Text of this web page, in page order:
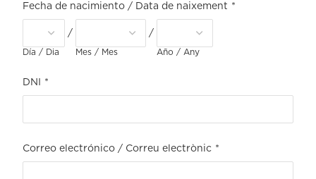
Fecha de nacimiento / Data de naixement *
Día / Dia
/
Mes / Mes
/
Año / Any
DNI *
Correo electrónico / Correu electrònic *